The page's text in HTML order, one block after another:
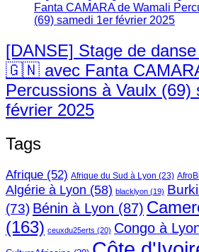
[DANSE] Stage de
🇬🇳 avec Fanta
Percussions à Vaulx (69)
février 2025
Tags
Afrique (52) Afrique du Sud à Lyon (23)
Algérie à Lyon (58) blacklyon (19)
(73) Bénin à Lyon (87)
(163) ceuxdu25erts (20) Congo à